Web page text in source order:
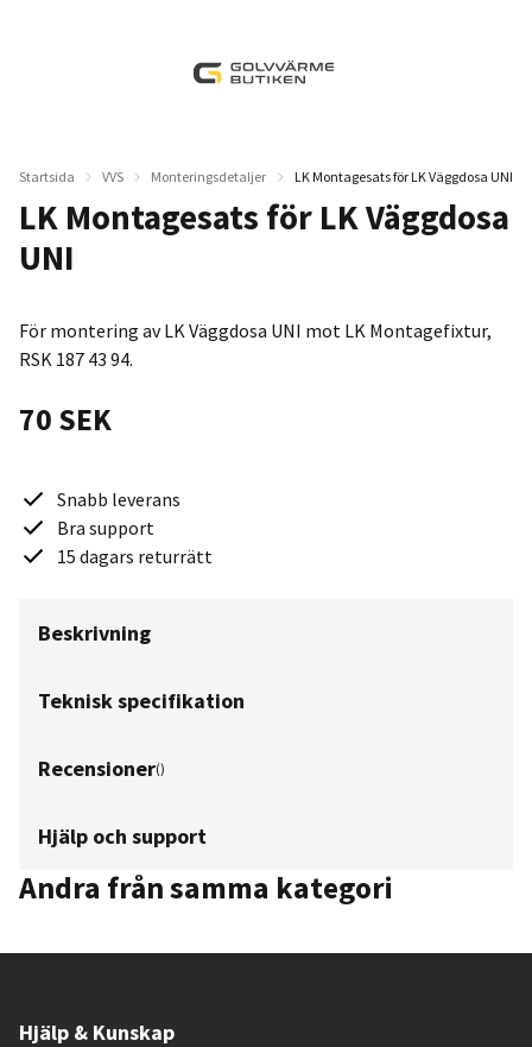
Startsida VVS Monteringsdetaljer LK Montagesats för LK Väggdosa UNI
LK Montagesats för LK Väggdosa
UNI
För montering av LK Väggdosa UNI mot LK Montagefixtur,
RSK 187 43 94.
70 SEK
Snabb leverans
Bra support
15 dagars returrätt
Beskrivning
Teknisk specifikation
Recensioner()
Hjälp och support
Andra från samma kategori
Hjälp & Kunskap